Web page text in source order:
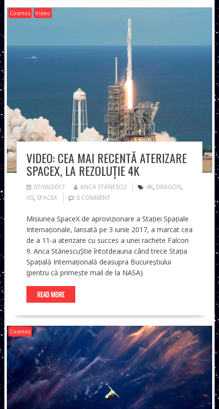
Cosmos Video
VIDEO: CEA MAI RECENTĂ ATERIZARE
SPACEX, LA REZOLUȚIE 4K
07/06/2017 ANCA STĂNESCU 4K, DRAGON,
ISS, SPACEX 0 COMMENT
Misiunea SpaceX de aprovizionare a Stației Spațiale
Internaționale, lansată pe 3 iunie 2017, a marcat cea
de a 11-a aterizare cu succes a unei rachete Falcon
9. Anca StănescuȘtie întotdeauna când trece Stația
Spațială Internațională deasupra Bucureștiului
(pentru că primește mail de la NASA).
READ MORE
Cosmos